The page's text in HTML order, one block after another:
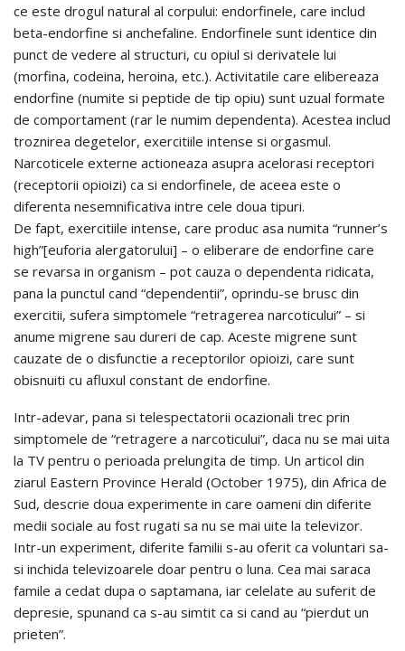
ce este drogul natural al corpului: endorfinele, care includ
beta-endorfine si anchefaline. Endorfinele sunt identice din
punct de vedere al structuri, cu opiul si derivatele lui
(morfina, codeina, heroina, etc.). Activitatile care elibereaza
endorfine (numite si peptide de tip opiu) sunt uzual formate
de comportament (rar le numim dependenta). Acestea includ
troznirea degetelor, exercitiile intense si orgasmul.
Narcoticele externe actioneaza asupra acelorasi receptori
(receptorii opioizi) ca si endorfinele, de aceea este o
diferenta nesemnificativa intre cele doua tipuri.
De fapt, exercitiile intense, care produc asa numita “runner’s
high”[euforia alergatorului] – o eliberare de endorfine care
se revarsa in organism – pot cauza o dependenta ridicata,
pana la punctul cand “dependentii”, oprindu-se brusc din
exercitii, sufera simptomele “retragerea narcoticului” – si
anume migrene sau dureri de cap. Aceste migrene sunt
cauzate de o disfunctie a receptorilor opioizi, care sunt
obisnuiti cu afluxul constant de endorfine.
Intr-adevar, pana si telespectatorii ocazionali trec prin
simptomele de “retragere a narcoticului”, daca nu se mai uita
la TV pentru o perioada prelungita de timp. Un articol din
ziarul Eastern Province Herald (October 1975), din Africa de
Sud, descrie doua experimente in care oameni din diferite
medii sociale au fost rugati sa nu se mai uite la televizor.
Intr-un experiment, diferite familii s-au oferit ca voluntari sa-
si inchida televizoarele doar pentru o luna. Cea mai saraca
famile a cedat dupa o saptamana, iar celelate au suferit de
depresie, spunand ca s-au simtit ca si cand au “pierdut un
prieten”.